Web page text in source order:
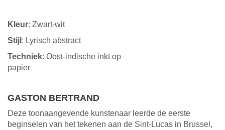
Kleur: Zwart-wit
Stijl : Lyrisch abstract
Techniek: Oost-indische inkt op
papier
GASTON BERTRAND
Deze toonaangevende kunstenaar leerde de eerste
beginselen van het tekenen aan de Sint-Lucas in Brussel,